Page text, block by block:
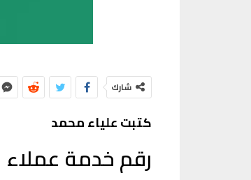
شارك
كتبت علياء محمد
رقم خدمة عملاء